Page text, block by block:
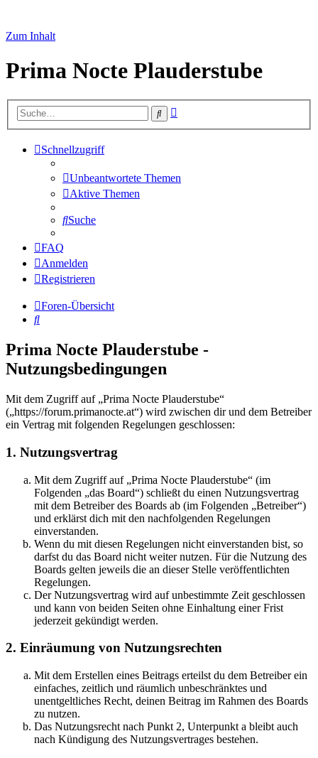
Zum Inhalt
Prima Nocte Plauderstube
Suche
Schnellzugriff
Unbeantwortete Themen
Aktive Themen
Suche
FAQ
Anmelden
Registrieren
Foren-Übersicht
Suche
Prima Nocte Plauderstube -
Nutzungsbedingungen
Mit dem Zugriff auf „Prima Nocte Plauderstube“
(„https://forum.primanocte.at“) wird zwischen dir und dem Betreiber
ein Vertrag mit folgenden Regelungen geschlossen:
1. Nutzungsvertrag
Mit dem Zugriff auf „Prima Nocte Plauderstube“ (im
Folgenden „das Board“) schließt du einen Nutzungsvertrag
mit dem Betreiber des Boards ab (im Folgenden „Betreiber“)
und erklärst dich mit den nachfolgenden Regelungen
einverstanden.
Wenn du mit diesen Regelungen nicht einverstanden bist, so
darfst du das Board nicht weiter nutzen. Für die Nutzung des
Boards gelten jeweils die an dieser Stelle veröffentlichten
Regelungen.
Der Nutzungsvertrag wird auf unbestimmte Zeit geschlossen
und kann von beiden Seiten ohne Einhaltung einer Frist
jederzeit gekündigt werden.
2. Einräumung von Nutzungsrechten
Mit dem Erstellen eines Beitrags erteilst du dem Betreiber ein
einfaches, zeitlich und räumlich unbeschränktes und
unentgeltliches Recht, deinen Beitrag im Rahmen des Boards
zu nutzen.
Das Nutzungsrecht nach Punkt 2, Unterpunkt a bleibt auch
nach Kündigung des Nutzungsvertrages bestehen.